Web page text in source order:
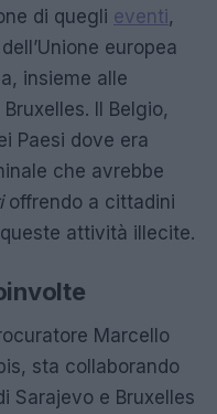
di quegli eventi,
dell’Unione europea
insieme alle
Il Belgio,
Paesi dove era
che avrebbe
offrendo a cittadini
attività illecite.
Marcello
sta collaborando
Sarajevo e Bruxelles